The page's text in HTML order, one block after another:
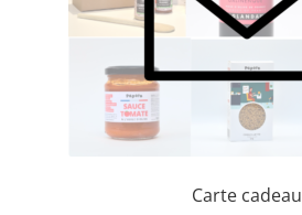
Carte cadeau